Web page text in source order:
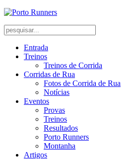
Entrada
Treinos
Treinos de Corrida
Corridas de Rua
Fotos de Corrida de Rua
Notícias
Eventos
Provas
Treinos
Resultados
Porto Runners
Montanha
Artigos